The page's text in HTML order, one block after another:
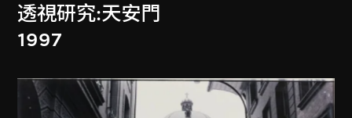
透視研究:天安門
1997